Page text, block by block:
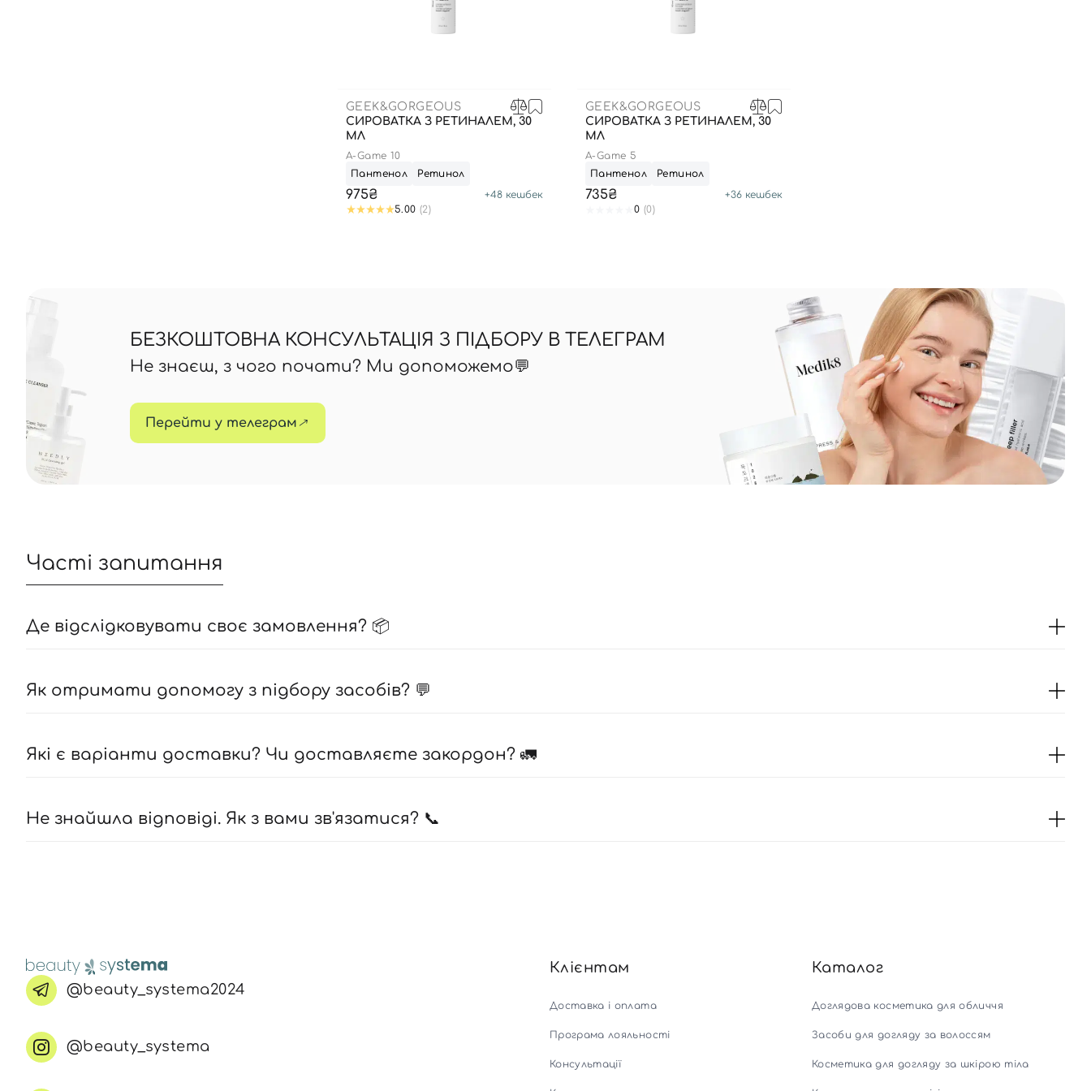
GEEK&GORGEOUS
СИРОВАТКА З РЕТИНАЛЕМ, 30
МЛ
A-Game 10
Пантенол
Ретинол
975₴ +48кешбек
5.00 (2)
GEEK&GORGEOUS
СИРОВАТКА З РЕТИНАЛЕМ, 30
МЛ
A-Game 5
Пантенол
Ретинол
735₴ +36кешбек
0 (0)
БЕЗКОШТОВНА КОНСУЛЬТАЦІЯ З ПІДБОРУ В ТЕЛЕГРАМ
Не знаєш, з чого почати? Ми допоможемо💬
Перейти у телеграм
Часті запитання
Де відслідковувати своє замовлення? 📦
Як отримати допомогу з підбору засобів? 💬
Які є варіанти доставки? Чи доставляєте закордон? 🚛
Не знайшла відповіді. Як з вами зв'язатися? 📞
@beauty_systema2024
@beauty_systema
Клієнтам
Доставка і оплата
Програма лояльності
Консультації
Каталог
Доглядова косметика для обличчя
Засоби для догляду за волоссям
Косметика для догляду за шкірою тіла